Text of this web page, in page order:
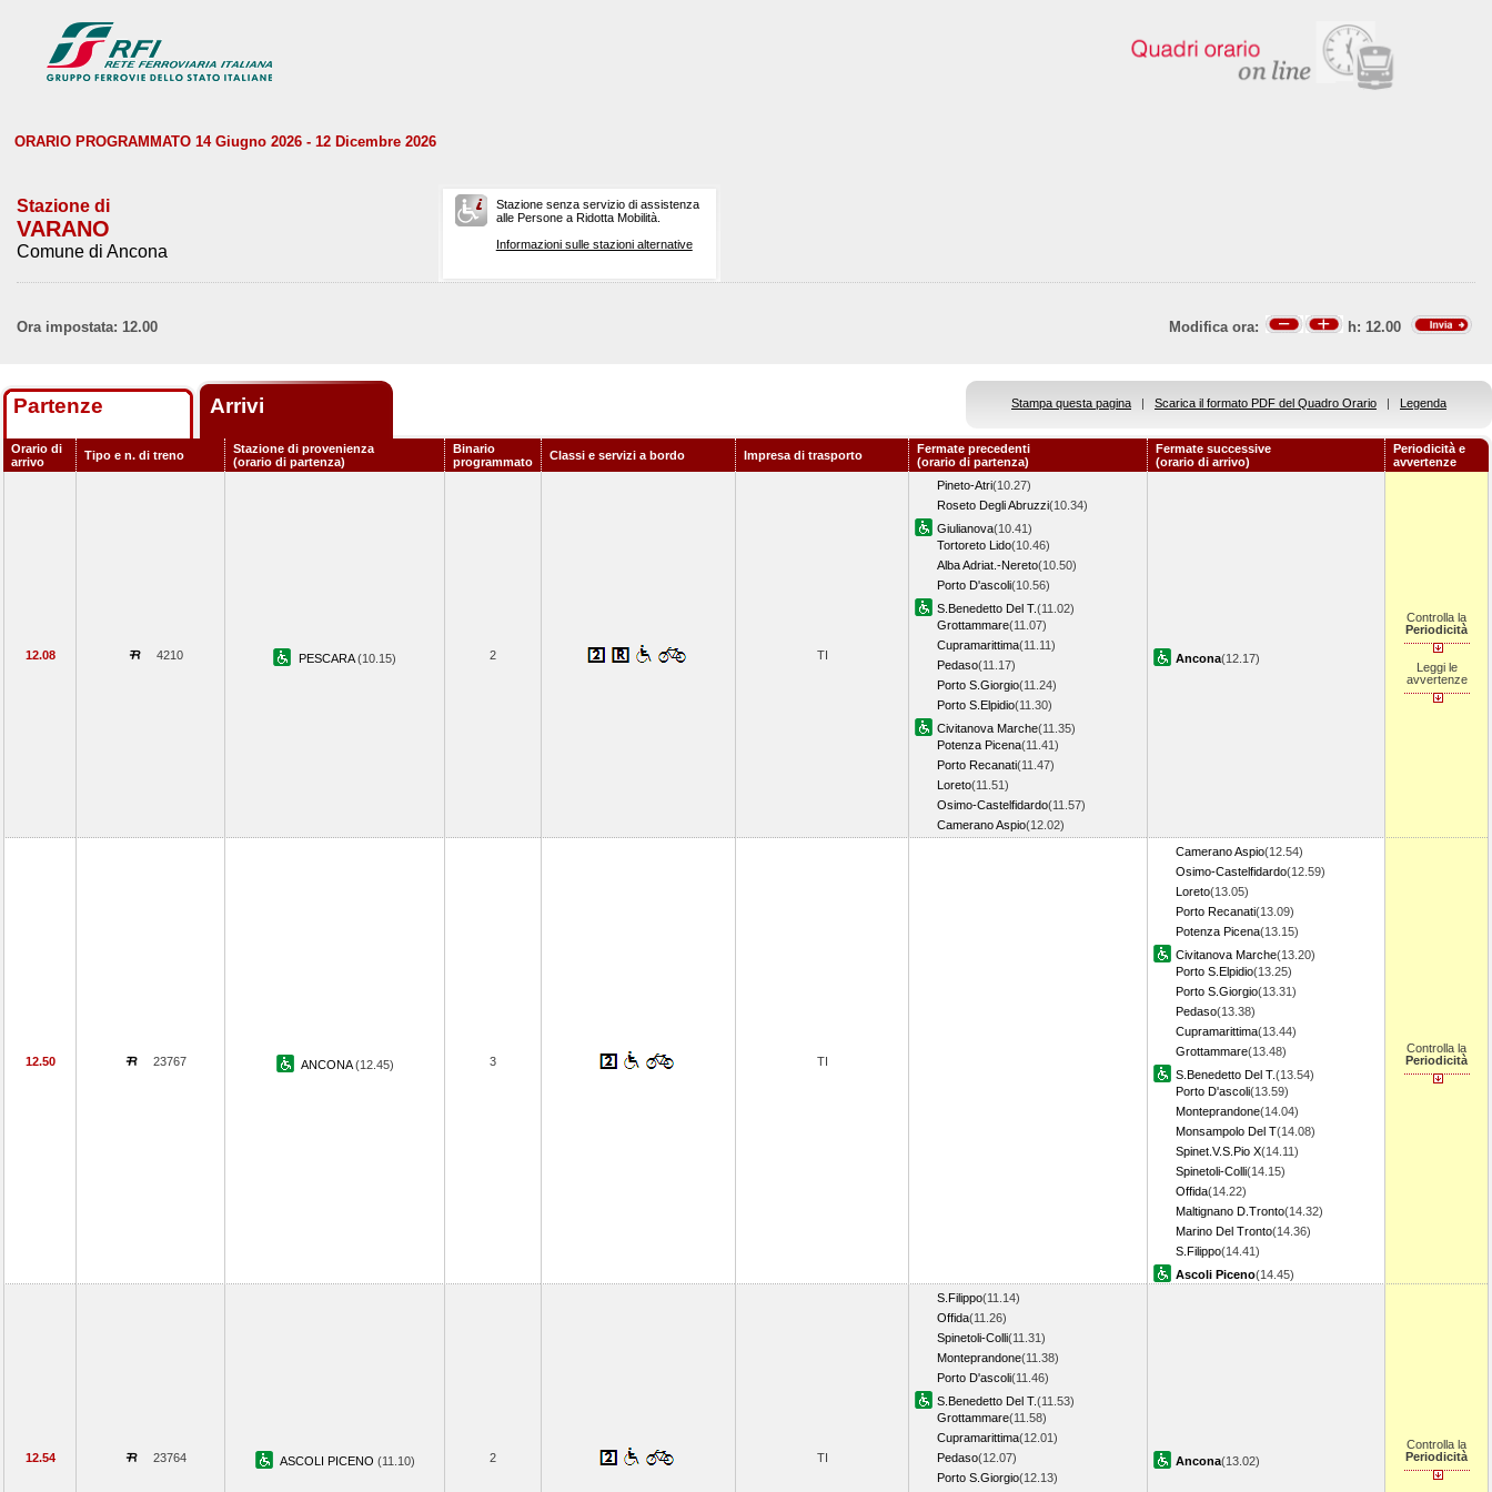
ORARIO PROGRAMMATO 14 Giugno 2026 - 12 Dicembre 2026
Stazione di
VARANO
Comune di Ancona
Stazione senza servizio di assistenza
alle Persone a Ridotta Mobilità.
Informazioni sulle stazioni alternative
Ora impostata: 12.00 Modifica ora: h: 12.00
Partenze Arrivi Stampa questa pagina | Scarica il formato PDF del Quadro Orario | Legenda
Orario di
arrivo
Tipo e n. di treno
Stazione di provenienza
(orario di partenza)
Binario
programmato
Classi e servizi a bordo Impresa di trasporto
Fermate precedenti
(orario di partenza)
Fermate successive
(orario di arrivo)
Periodicità e
avvertenze
12.08 4210 PESCARA(10.15) 2 TI
Pineto-Atri(10.27)
Roseto Degli Abruzzi(10.34)
Giulianova(10.41)
Tortoreto Lido(10.46)
Alba Adriat.-Nereto(10.50)
Porto D'ascoli(10.56)
S.Benedetto Del T.(11.02)
Grottammare(11.07)
Cupramarittima(11.11)
Pedaso(11.17)
Porto S.Giorgio(11.24)
Porto S.Elpidio(11.30)
Civitanova Marche(11.35)
Potenza Picena(11.41)
Porto Recanati(11.47)
Loreto(11.51)
Osimo-Castelfidardo(11.57)
Camerano Aspio(12.02)
Ancona(12.17)
Controlla la
Periodicità
Leggi le
avvertenze
12.50 23767 ANCONA(12.45) 3 TI
Camerano Aspio(12.54)
Osimo-Castelfidardo(12.59)
Loreto(13.05)
Porto Recanati(13.09)
Potenza Picena(13.15)
Civitanova Marche(13.20)
Porto S.Elpidio(13.25)
Porto S.Giorgio(13.31)
Pedaso(13.38)
Cupramarittima(13.44)
Grottammare(13.48)
S.Benedetto Del T.(13.54)
Porto D'ascoli(13.59)
Monteprandone(14.04)
Monsampolo Del T(14.08)
Spinet.V.S.Pio X(14.11)
Spinetoli-Colli(14.15)
Offida(14.22)
Maltignano D.Tronto(14.32)
Marino Del Tronto(14.36)
S.Filippo(14.41)
Ascoli Piceno(14.45)
Controlla la
Periodicità
12.54 23764 ASCOLI PICENO (11.10) 2 TI
S.Filippo(11.14)
Offida(11.26)
Spinetoli-Colli(11.31)
Monteprandone(11.38)
Porto D'ascoli(11.46)
S.Benedetto Del T.(11.53)
Grottammare(11.58)
Cupramarittima(12.01)
Pedaso(12.07)
Porto S.Giorgio(12.13)
Ancona(13.02)
Controlla la
Periodicità